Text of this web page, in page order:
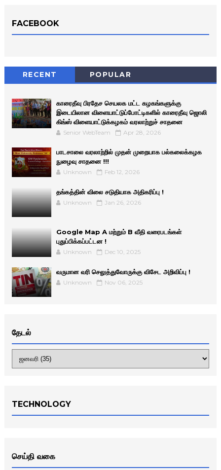
FACEBOOK
RECENT POPULAR
காரைதீவு பிரதேச செயலக மட்ட கழகங்களுக்கு
இடையிலான விளையாட்டுப்போட்டிகளில் காரைதீவு ஜொலி
கிங்ஸ் விளையாட்டுக்கழகம் வரலாற்றுச் சாதனை
Senior WebTeam Apr 28, 2026
பாடசாலை வரலாற்றில் முதன் முறையாக பல்கலைக்கழக
நுழைவு சாதனை !!!
Unknown Feb 12, 2026
தங்கத்தின் விலை சடுதியாக அதிகரிப்பு !
Unknown Jan 26, 2026
Google Map A மற்றும் B வீதி வரைபடங்கள்
புதுப்பிக்கப்பட்டன !
Unknown Dec 10, 2025
வருமான வரி செலுத்துவோருக்கு விசேட அறிவிப்பு !
Unknown Nov 06, 2025
தேடல்
TECHNOLOGY
செய்தி வகை